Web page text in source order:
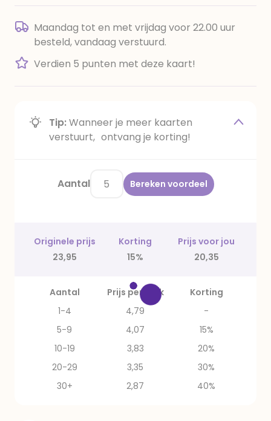
Maandag tot en met vrijdag voor 22.00 uur
besteld, vandaag verstuurd.
Verdien 5 punten met deze kaart!
Tip:Wanneer je meer kaarten
verstuurt, ontvang je korting!
Aantal Bereken voordeel
Originele prijs Korting
Prijs voor jou
23,95
15% 20,35
Aantal Prijs per stuk
Korting
1-4
4,79
-
5-9
4,07
15%
10-19
3,83
20%
20-29
3,35
30%
30+
2,87 40%